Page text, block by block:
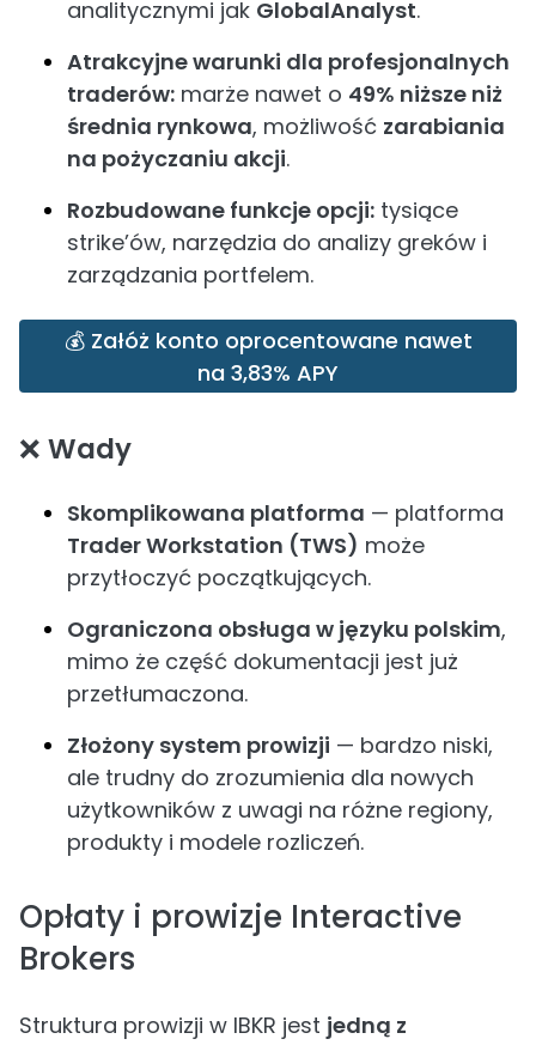
analitycznymi jak GlobalAnalyst.
Atrakcyjne warunki dla profesjonalnych
traderów: marże nawet o 49% niższe niż
średnia rynkowa, możliwość zarabiania
na pożyczaniu akcji.
Rozbudowane funkcje opcji: tysiące
strike’ów, narzędzia do analizy greków i
zarządzania portfelem.
💰 Załóż konto oprocentowane nawet
na 3,83% APY
❌ Wady
Skomplikowana platforma — platforma
Trader Workstation (TWS) może
przytłoczyć początkujących.
Ograniczona obsługa w języku polskim,
mimo że część dokumentacji jest już
przetłumaczona.
Złożony system prowizji — bardzo niski,
ale trudny do zrozumienia dla nowych
użytkowników z uwagi na różne regiony,
produkty i modele rozliczeń.
Opłaty i prowizje Interactive
Brokers
Struktura prowizji w IBKR jest jedną z